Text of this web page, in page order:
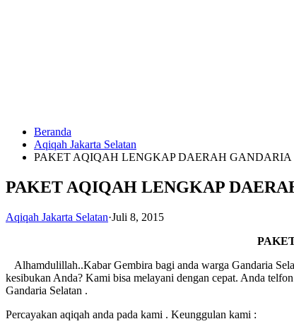
HUBUNGI
KAMI
0823
1246
6713
Beranda
Aqiqah Jakarta Selatan
PAKET AQIQAH LENGKAP DAERAH GANDARIA
PAKET AQIQAH LENGKAP
Aqiqah Jakarta Selatan·Juli 8, 2015
Alhamdulillah..Kabar Gembira bagi anda warga Gandaria
kesibukan Anda? Kami bisa melayani dengan cepat. Anda
Gandaria Selatan .
Percayakan aqiqah anda pada kami . Keunggulan kami :